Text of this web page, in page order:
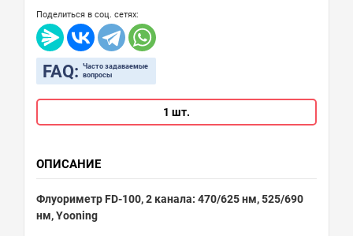
Поделиться в соц. сетях:
FAQ: Часто задаваемые
вопросы
1 шт.
ОПИСАНИЕ
Флуориметр FD-100, 2 канала: 470/625 нм, 525/690
нм, Yooning